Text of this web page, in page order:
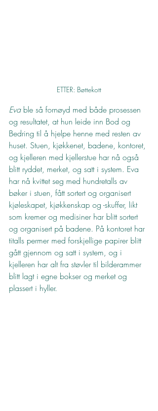
ETTER: Bøttekott
Eva ble så fornøyd med både prosessen
og resultatet, at hun leide inn Bod og
Bedring til å hjelpe henne med resten av
huset. Stuen, kjøkkenet, badene, kontoret,
og kjelleren med kjellerstue har nå også
blitt ryddet, merket, og satt i system. Eva
har nå kvittet seg med hundretalls av
bøker i stuen, fått sortert og organisert
kjøleskapet, kjøkkenskap og -skuffer, likt
som kremer og medisiner har blitt sortert
og organisert på badene. På kontoret har
titalls permer med forskjellige papirer blitt
gått gjennom og satt i system, og i
kjelleren har alt fra støvler til bilderammer
blitt lagt i egne bokser og merket og
plassert i hyller.